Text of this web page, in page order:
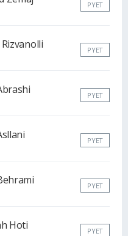
PYET
PYET
PYET
PYET
PYET
Hoti
PYET